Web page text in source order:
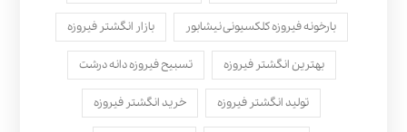
بارخونه فیروزه کلکسیونی نیشابور بازار انگشتر فیروزه
بهترین انگشتر فیروزه تسبیح فیروزه دانه درشت
تولید انگشتر فیروزه خرید انگشتر فیروزه